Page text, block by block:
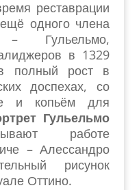
реставрации
одного члена
Гульельмо,
в 1329
полный рост в
доспехах, со
и копьём для
Гульельмо
работе
– Алессандро
рисунок
Оттино.